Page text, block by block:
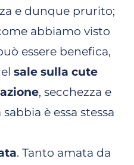
e dunque prurito;
abbiamo visto
essere benefica,
sale sulla cute
, secchezza e
è essa stessa
. Tanto amata da